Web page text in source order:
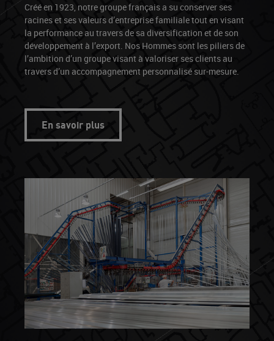
Créé en 1923, notre groupe français a su conserver ses
racines et ses valeurs d’entreprise familiale tout en visant
la performance au travers de sa diversification et de son
développement à l’export. Nos Hommes sont les piliers de
l’ambition d’un groupe visant à valoriser ses clients au
travers d’un accompagnement personnalisé sur-mesure.
En savoir plus